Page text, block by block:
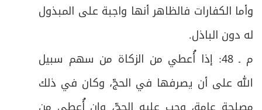
وأما الكفارات فالظاهر أنها واجبة على المبذول
له دون الباذل.
م ـ 48: إذا أُعطي من الزكاة من سهم سبيل
الله على أن يصرفها في الحجّ، وكان في ذلك